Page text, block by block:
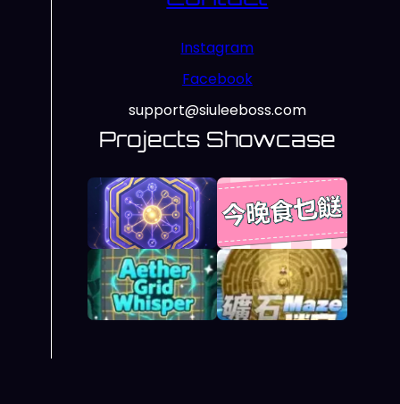
Instagram
Facebook
support@siuleeboss.com
Projects Showcase